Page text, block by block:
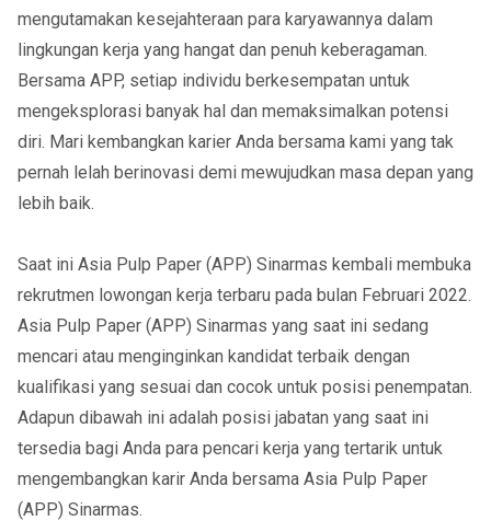
mengutamakan kesejahteraan para karyawannya dalam
lingkungan kerja yang hangat dan penuh keberagaman.
Bersama APP, setiap individu berkesempatan untuk
mengeksplorasi banyak hal dan memaksimalkan potensi
diri. Mari kembangkan karier Anda bersama kami yang tak
pernah lelah berinovasi demi mewujudkan masa depan yang
lebih baik.
Saat ini Asia Pulp Paper (APP) Sinarmas kembali membuka
rekrutmen lowongan kerja terbaru pada bulan Februari 2022.
Asia Pulp Paper (APP) Sinarmas yang saat ini sedang
mencari atau menginginkan kandidat terbaik dengan
kualifikasi yang sesuai dan cocok untuk posisi penempatan.
Adapun dibawah ini adalah posisi jabatan yang saat ini
tersedia bagi Anda para pencari kerja yang tertarik untuk
mengembangkan karir Anda bersama Asia Pulp Paper
(APP) Sinarmas.